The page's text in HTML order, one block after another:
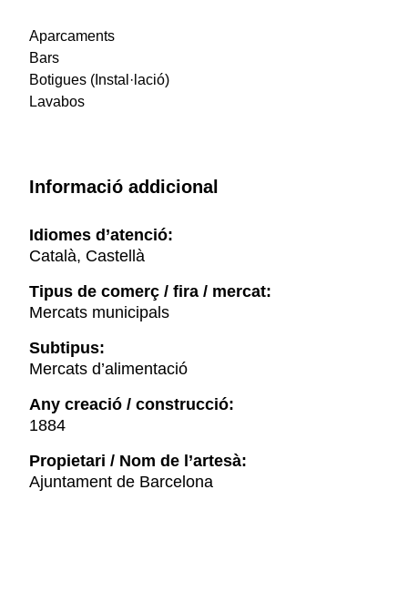
Aparcaments
Bars
Botigues (Instal·lació)
Lavabos
Informació addicional
Idiomes d’atenció:
Català, Castellà
Tipus de comerç / fira / mercat:
Mercats municipals
Subtipus:
Mercats d’alimentació
Any creació / construcció:
1884
Propietari / Nom de l’artesà:
Ajuntament de Barcelona